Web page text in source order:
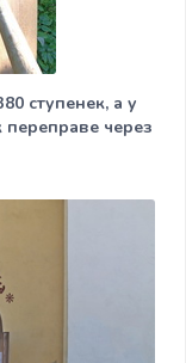
ступенек, а у
переправе через